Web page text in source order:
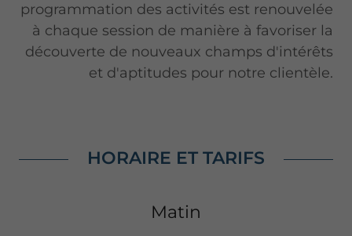
programmation des activités est renouvelée
à chaque session de manière à favoriser la
découverte de nouveaux champs d'intérêts
et d'aptitudes pour notre clientèle.
HORAIRE ET TARIFS
Matin